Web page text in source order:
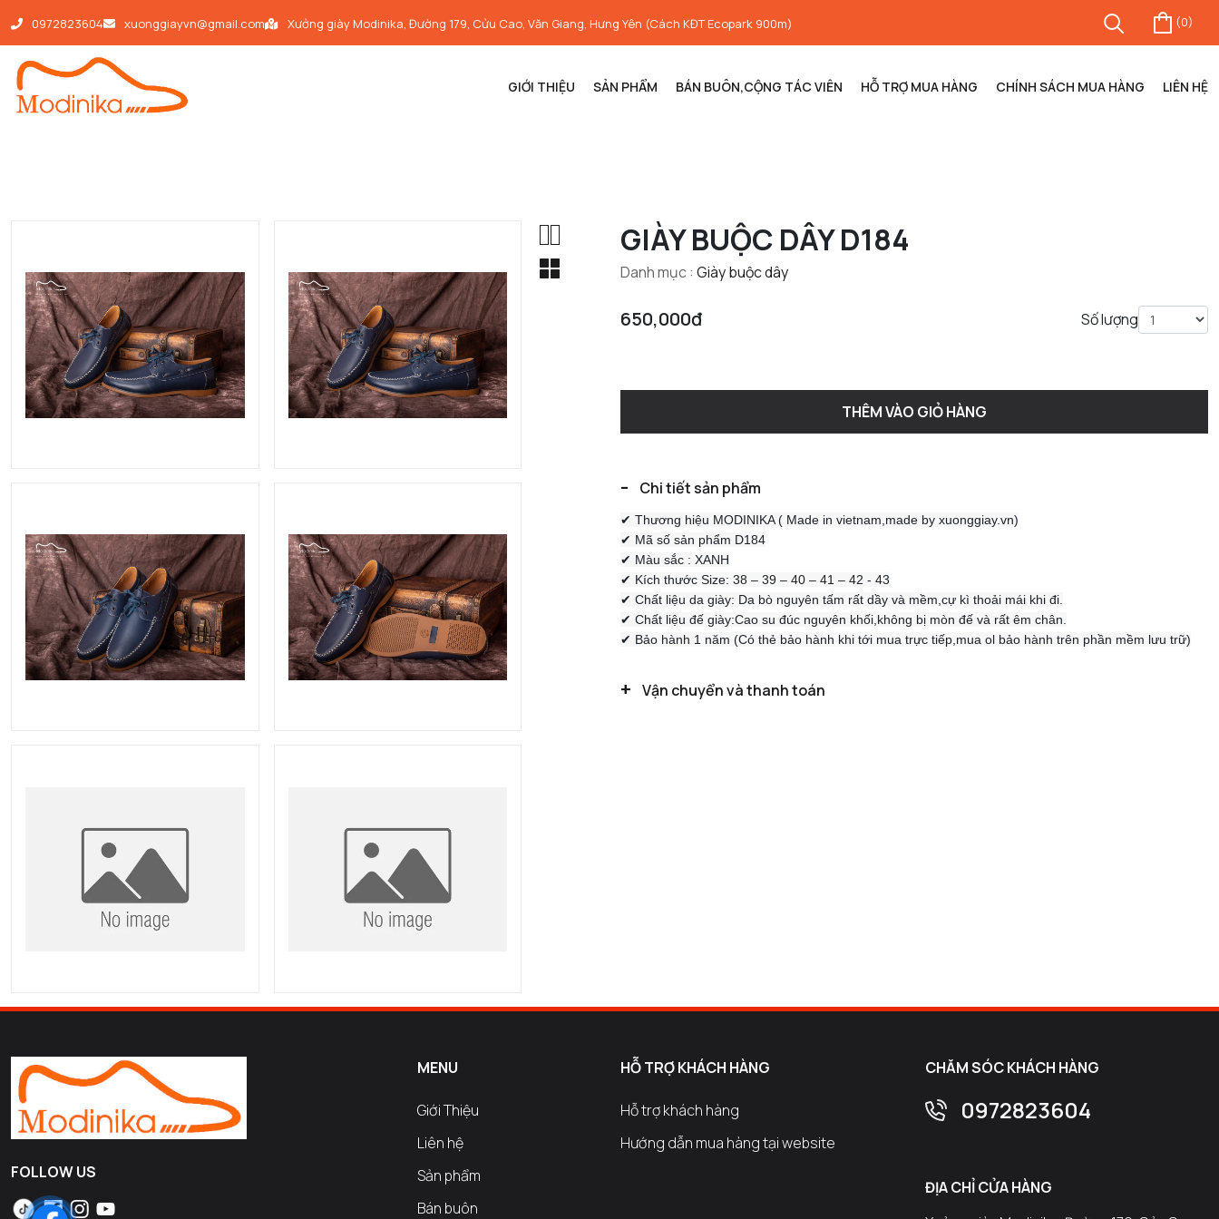
0972823604 xuonggiayvn@gmail.com Xưởng giày Modinika, Đường 179, Cửu Cao, Văn Giang, Hưng Yên (Cách KĐT Ecopark 900m) (0)
GIỚI THIỆU SẢN PHẨM BÁN BUÔN,CỘNG TÁC VIÊN HỖ TRỢ MUA HÀNG CHÍNH SÁCH MUA HÀNG LIÊN HỆ
GIÀY BUỘC DÂY D184
Danh mục : Giày buộc dây
650,000đ Số lượng
THÊM VÀO GIỎ HÀNG
- Chi tiết sản phẩm
✔ Thương hiệu MODINIKA ( Made in vietnam,made by xuonggiay.vn)
✔ Mã số sản phẩm D184
✔ Màu sắc : XANH
✔ Kích thước Size: 38 – 39 – 40 – 41 – 42 - 43
✔ Chất liệu da giày: Da bò nguyên tấm rất dầy và mềm,cự kì thoải mái khi đi.
✔ Chất liệu đế giày:Cao su đúc nguyên khối,không bị mòn đế và rất êm chân.
✔ Bảo hành 1 năm (Có thẻ bảo hành khi tới mua trực tiếp,mua ol bảo hành trên phần mềm lưu trữ)
+ Vận chuyển và thanh toán
FOLLOW US
MENU
Giới Thiệu
Liên hệ
Sản phẩm
Bán buôn
HỖ TRỢ KHÁCH HÀNG
Hỗ trợ khách hàng
Hướng dẫn mua hàng tại website
CHĂM SÓC KHÁCH HÀNG
0972823604
ĐỊA CHỈ CỬA HÀNG